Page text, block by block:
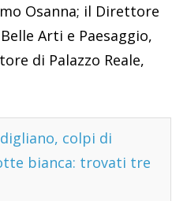
Osanna; il Direttore
Arti e Paesaggio,
di Palazzo Reale,
colpi di
bianca: trovati tre